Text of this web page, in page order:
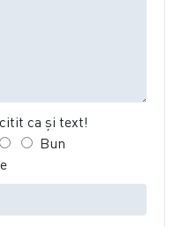
ca şi text!
Bun